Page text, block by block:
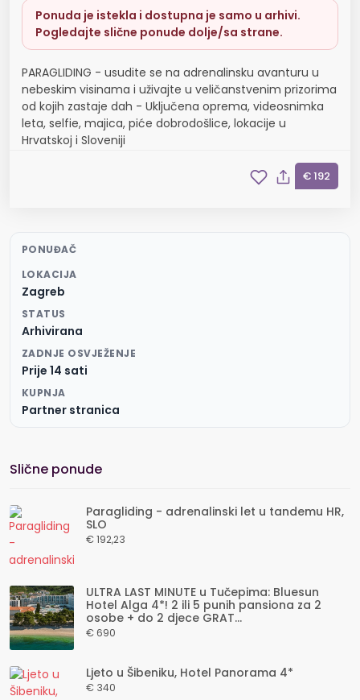
Ponuda je istekla i dostupna je samo u arhivi.
Pogledajte slične ponude dolje/sa strane.
PARAGLIDING - usudite se na adrenalinsku avanturu u
nebeskim visinama i uživajte u veličanstvenim prizorima
od kojih zastaje dah - Uključena oprema, videosnimka
leta, selfie, majica, piće dobrodošlice, lokacije u
Hrvatskoj i Sloveniji
€ 192
PONUĐAČ
LOKACIJA
Zagreb
STATUS
Arhivirana
ZADNJE OSVJEŽENJE
Prije 14 sati
KUPNJA
Partner stranica
Slične ponude
Paragliding - adrenalinski let u tandemu HR,
SLO
€ 192,23
ULTRA LAST MINUTE u Tučepima: Bluesun
Hotel Alga 4*! 2 ili 5 punih pansiona za 2
osobe + do 2 djece GRAT...
€ 690
Ljeto u Šibeniku, Hotel Panorama 4*
€ 340